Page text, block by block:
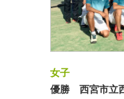
女子
優勝 西宮市立